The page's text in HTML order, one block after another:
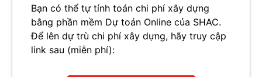
Bạn có thể tự tính toán chi phí xây dựng
bằng phần mềm Dự toán Online của SHAC.
Để lên dự trù chi phí xây dựng, hãy truy cập
link sau (miễn phí):